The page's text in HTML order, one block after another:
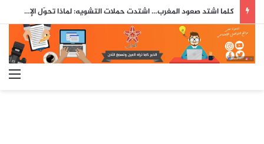
كلما اشتد صعود المغرب… اشتدت حملات التشويه: لماذا تحوّل الإعلام الإسباني إلى ساحة مواجهة مع المملكة؟